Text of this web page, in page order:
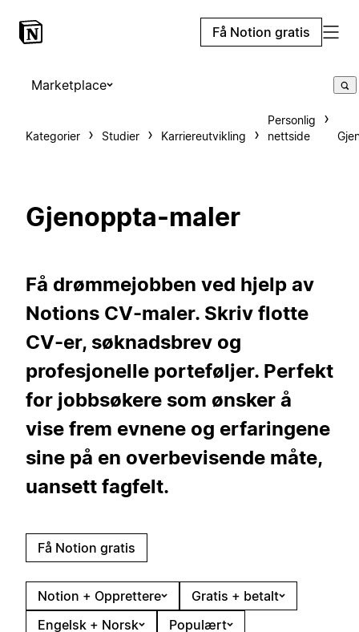
Få Notion gratis
Marketplace
Kategorier Studier Karriereutvikling
Personlig
nettside
Gjenoppta-maler
Få drømmejobben ved hjelp av
Notions CV-maler. Skriv flotte
CV-er, søknadsbrev og
profesjonelle porteføljer. Perfekt
for jobbsøkere som ønsker å
vise frem evnene og erfaringene
sine på en overbevisende måte,
uansett fagfelt.
Få Notion gratis
Notion + Opprettere
Gratis + betalt
Engelsk + Norsk
Populært